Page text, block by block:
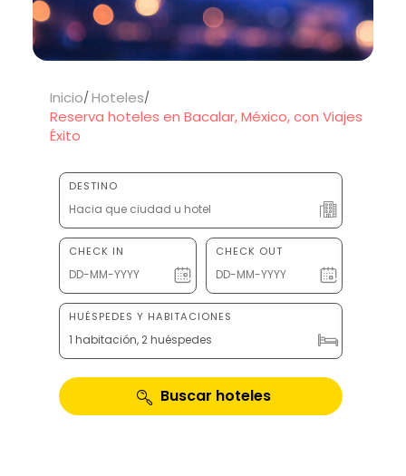
Inicio Hoteles
Reserva hoteles en Bacalar, México, con Viajes
Éxito
DESTINO
CHECK IN CHECK OUT
HUÉSPEDES Y HABITACIONES
1 habitación, 2 huéspedes
Buscar hoteles